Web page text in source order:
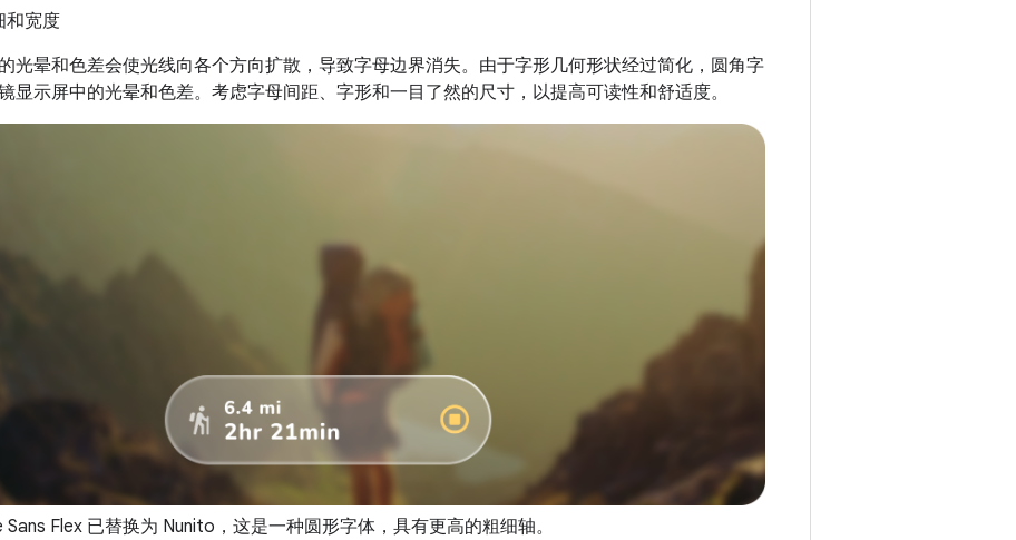
和宽度
光晕和色差会使光线向各个方向扩散，导致字母边界消失。由于字形几何形状经过简化，圆角字
显示屏中的光晕和色差。考虑字母间距、字形和一目了然的尺寸，以提高可读性和舒适度。
Flex 已替换为 Nunito，这是一种圆形字体，具有更高的粗细轴。